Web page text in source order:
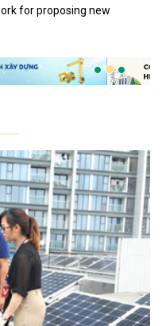
for proposing new